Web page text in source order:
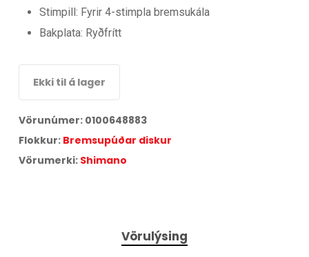
Stimpill: Fyrir 4-stimpla bremsukála
Bakplata: Ryðfrítt
Ekki til á lager
Vörunúmer: 0100648883
Flokkur: Bremsupúðar diskur
Vörumerki: Shimano
Vörulýsing